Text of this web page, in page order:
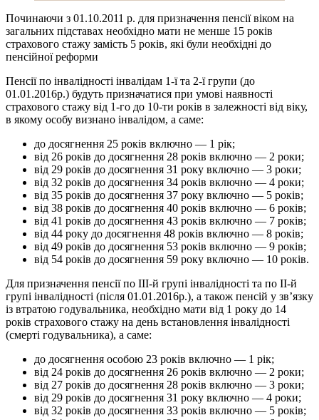
Починаючи з 01.10.2011 р. для призначення пенсії віком на
загальних підставах необхідно мати не менше 15 років
страхового стажу замість 5 років, які були необхідні до
пенсійної реформи
Пенсії по інвалідності інвалідам 1-ї та 2-ї групи (до
01.01.2016р.) будуть призначатися при умові наявності
страхового стажу від 1-го до 10-ти років в залежності від віку,
в якому особу визнано інвалідом, а саме:
до досягнення 25 років включно — 1 рік;
від 26 років до досягнення 28 років включно — 2 роки;
від 29 років до досягнення 31 року включно — 3 роки;
від 32 років до досягнення 34 років включно — 4 роки;
від 35 років до досягнення 37 року включно — 5 років;
від 38 років до досягнення 40 років включно — 6 років;
від 41 років до досягнення 43 років включно — 7 років;
від 44 року до досягнення 48 років включно — 8 років;
від 49 років до досягнення 53 років включно — 9 років;
від 54 років до досягнення 59 року включно — 10 років.
Для призначення пенсії по ІІІ-й групі інвалідності та по ІІ-й
групі інвалідності (після 01.01.2016р.), а також пенсій у зв’язку
із втратою годувальника, необхідно мати від 1 року до 14
років страхового стажу на день встановлення інвалідності
(смерті годувальника), а саме:
до досягнення особою 23 років включно — 1 рік;
від 24 років до досягнення 26 років включно — 2 роки;
від 27 років до досягнення 28 років включно — 3 роки;
від 29 років до досягнення 31 року включно — 4 роки;
від 32 років до досягнення 33 років включно — 5 років;